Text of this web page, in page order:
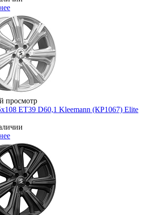
просмотр
ET39 D60,1 Kleemann (КР1067) Elite